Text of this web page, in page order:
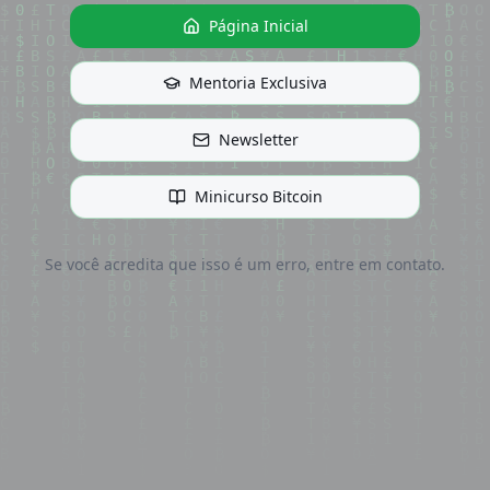
Página Inicial
Mentoria Exclusiva
Newsletter
Minicurso Bitcoin
Se você acredita que isso é um erro, entre em contato.